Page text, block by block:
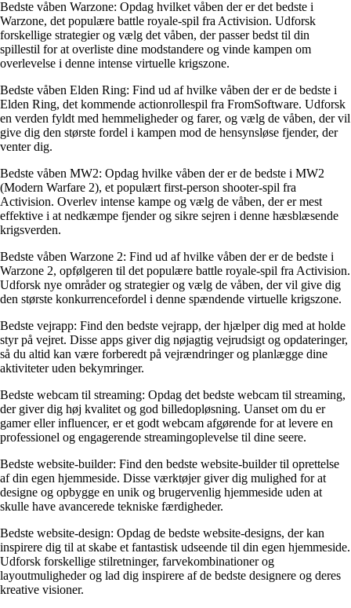
Bedste våben Warzone: Opdag hvilket våben der er det bedste i
Warzone, det populære battle royale-spil fra Activision. Udforsk
forskellige strategier og vælg det våben, der passer bedst til din
spillestil for at overliste dine modstandere og vinde kampen om
overlevelse i denne intense virtuelle krigszone.
Bedste våben Elden Ring: Find ud af hvilke våben der er de bedste i
Elden Ring, det kommende actionrollespil fra FromSoftware. Udforsk
en verden fyldt med hemmeligheder og farer, og vælg de våben, der vil
give dig den største fordel i kampen mod de hensynsløse fjender, der
venter dig.
Bedste våben MW2: Opdag hvilke våben der er de bedste i MW2
(Modern Warfare 2), et populært first-person shooter-spil fra
Activision. Overlev intense kampe og vælg de våben, der er mest
effektive i at nedkæmpe fjender og sikre sejren i denne hæsblæsende
krigsverden.
Bedste våben Warzone 2: Find ud af hvilke våben der er de bedste i
Warzone 2, opfølgeren til det populære battle royale-spil fra Activision.
Udforsk nye områder og strategier og vælg de våben, der vil give dig
den største konkurrencefordel i denne spændende virtuelle krigszone.
Bedste vejrapp: Find den bedste vejrapp, der hjælper dig med at holde
styr på vejret. Disse apps giver dig nøjagtig vejrudsigt og opdateringer,
så du altid kan være forberedt på vejrændringer og planlægge dine
aktiviteter uden bekymringer.
Bedste webcam til streaming: Opdag det bedste webcam til streaming,
der giver dig høj kvalitet og god billedopløsning. Uanset om du er
gamer eller influencer, er et godt webcam afgørende for at levere en
professionel og engagerende streamingoplevelse til dine seere.
Bedste website-builder: Find den bedste website-builder til oprettelse
af din egen hjemmeside. Disse værktøjer giver dig mulighed for at
designe og opbygge en unik og brugervenlig hjemmeside uden at
skulle have avancerede tekniske færdigheder.
Bedste website-design: Opdag de bedste website-designs, der kan
inspirere dig til at skabe et fantastisk udseende til din egen hjemmeside.
Udforsk forskellige stilretninger, farvekombinationer og
layoutmuligheder og lad dig inspirere af de bedste designere og deres
kreative visioner.